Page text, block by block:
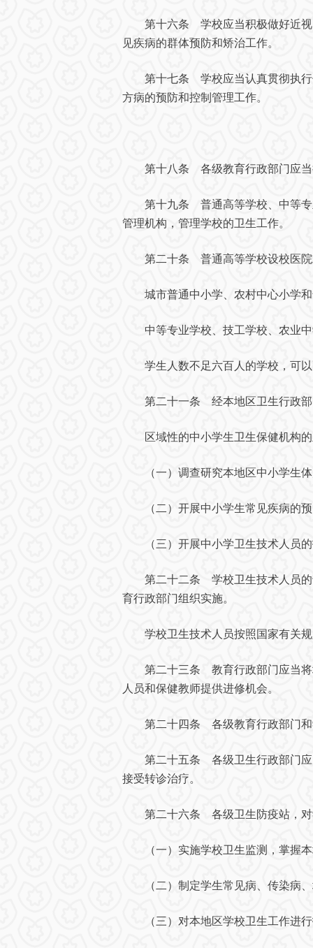
第十六条 学校应当积极做好近视眼
见疾病的群体预防和矫治工作。
第十七条 学校应当认真贯彻执行传
方病的预防和控制管理工作。
第十八条 各级教育行政部门应当
第十九条 普通高等学校、中等专业
管理机构，管理学校的卫生工作。
第二十条 普通高等学校设校医院
城市普通中小学、农村中心小学和
中等专业学校、技工学校、农业中
学生人数不足六百人的学校，可以
第二十一条 经本地区卫生行政部
区域性的中小学生卫生保健机构的
（一）调查研究本地区中小学生体
（二）开展中小学生常见疾病的预
（三）开展中小学卫生技术人员的
第二十二条 学校卫生技术人员的专
育行政部门组织实施。
学校卫生技术人员按照国家有关规
第二十三条 教育行政部门应当将培
人员和保健教师提供进修机会。
第二十四条 各级教育行政部门和
第二十五条 各级卫生行政部门应当
接受转诊治疗。
第二十六条 各级卫生防疫站，对
（一）实施学校卫生监测，掌握本
（二）制定学生常见病、传染病、
（三）对本地区学校卫生工作进行